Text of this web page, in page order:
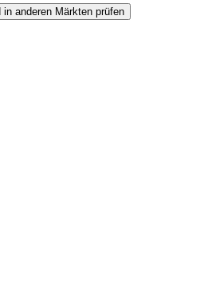
in anderen Märkten prüfen